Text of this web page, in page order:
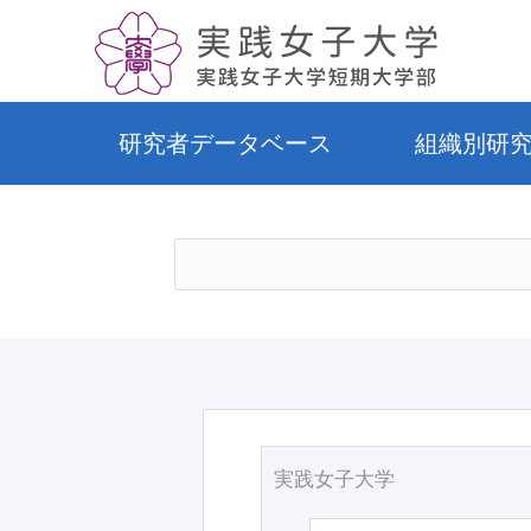
研究者データベース 組織別研
実践女子大学